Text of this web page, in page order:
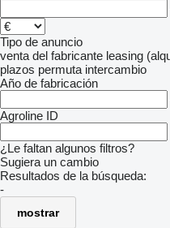
Tipo de anuncio
venta del fabricante leasing
plazos permuta intercambio
Año de fabricación
Agroline ID
¿Le faltan algunos filtros?
Sugiera un cambio
Resultados de la búsqueda:
-
mostrar